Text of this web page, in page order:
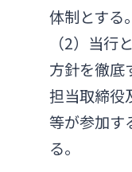
体制とする。
（2）当行
方針を徹底
担当取締役
等が参加す
る。